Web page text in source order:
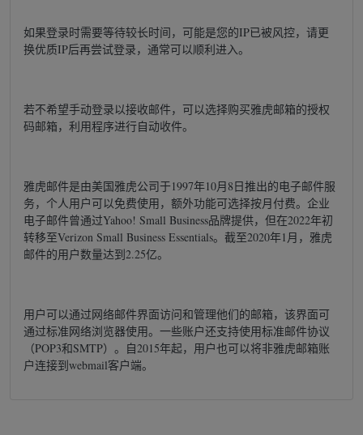
如果登录时需要等待较长时间，可能是您的IP已被风控，请更
换优质IP后再尝试登录，通常可以顺利进入。
若不希望手动登录以接收邮件，可以选择购买雅虎邮箱的授权
码邮箱，利用程序进行自动收件。
雅虎邮件是由美国雅虎公司于1997年10月8日推出的电子邮件服
务，个人用户可以免费使用，额外功能可选择按月付费。企业
电子邮件曾通过Yahoo! Small Business品牌提供，但在2022年初
转移至Verizon Small Business Essentials。截至2020年1月，雅虎
邮件的用户数量达到2.25亿。
用户可以通过网络邮件界面访问和管理他们的邮箱，该界面可
通过标准网络浏览器使用。一些账户还支持使用标准邮件协议
（POP3和SMTP）。自2015年起，用户也可以将非雅虎邮箱账
户连接到webmail客户端。